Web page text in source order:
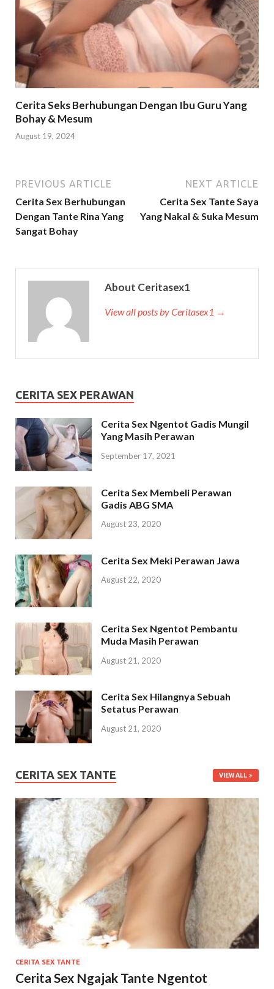
Cerita Seks Berhubungan Dengan Ibu Guru Yang
Bohay & Mesum
August 19, 2024
PREVIOUS ARTICLE
Cerita Sex Berhubungan
Dengan Tante Rina Yang
Sangat Bohay
NEXT ARTICLE
Cerita Sex Tante Saya
Yang Nakal & Suka Mesum
About Ceritasex1
View all posts by Ceritasex1 →
CERITA SEX PERAWAN
Cerita Sex Ngentot Gadis Mungil
Yang Masih Perawan
September 17, 2021
Cerita Sex Membeli Perawan
Gadis ABG SMA
August 23, 2020
Cerita Sex Meki Perawan Jawa
August 22, 2020
Cerita Sex Ngentot Pembantu
Muda Masih Perawan
August 21, 2020
Cerita Sex Hilangnya Sebuah
Setatus Perawan
August 21, 2020
CERITA SEX TANTE VIEW ALL
CERITA SEX TANTE
Cerita Sex Ngajak Tante Ngentot